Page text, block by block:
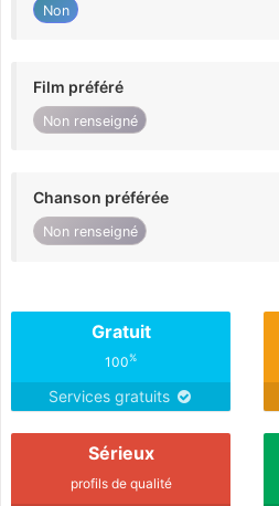
Non
Film préféré
Non renseigné
Chanson préférée
Non renseigné
Gratuit
100%
Services gratuits
Sérieux
profils de qualité